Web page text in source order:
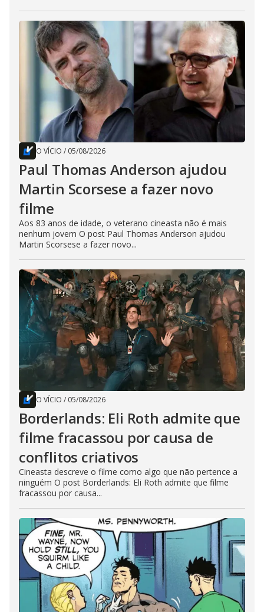
O VÍCIO / 05/08/2026
Paul Thomas Anderson ajudou
Martin Scorsese a fazer novo
filme
Aos 83 anos de idade, o veterano cineasta não é mais
nenhum jovem O post Paul Thomas Anderson ajudou
Martin Scorsese a fazer novo...
O VÍCIO / 05/08/2026
Borderlands: Eli Roth admite que
filme fracassou por causa de
conflitos criativos
Cineasta descreve o filme como algo que não pertence a
ninguém O post Borderlands: Eli Roth admite que filme
fracassou por causa...